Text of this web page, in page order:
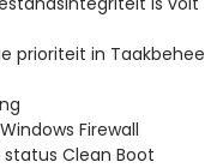
prioriteit in Taakbehee
Firewall
Clean Boot